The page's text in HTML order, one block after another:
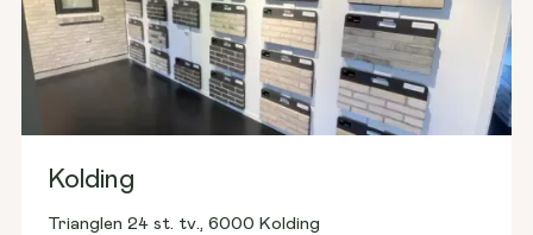
Kolding
Trianglen 24 st. tv., 6000 Kolding